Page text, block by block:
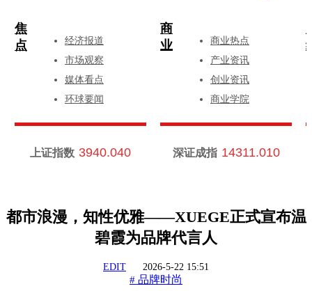
焦
点
经济报道
市场观察
媒体看点
环球要闻
商
业
商业热点
产业资讯
创业资讯
商业学院
上证指数 3940.040 深证成指 14311.010
都市浪漫，知性优雅——XUEGE正式宣布温
碧霞为品牌代言人
EDIT 2026-5-22 15:51
# 品牌时尚